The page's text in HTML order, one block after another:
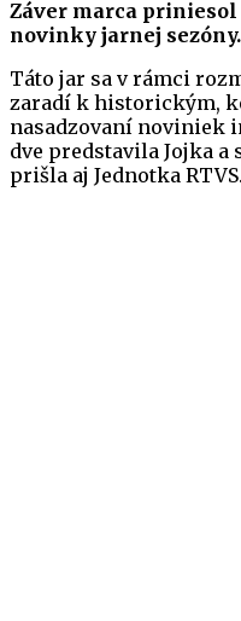
Záver marca
novinky jarnej sezóny.
Táto jar sa v rámci
zaradí k historickým,
nasadzovaní noviniek
dve predstavila Jojka
prišla aj Jednotka RTVS.